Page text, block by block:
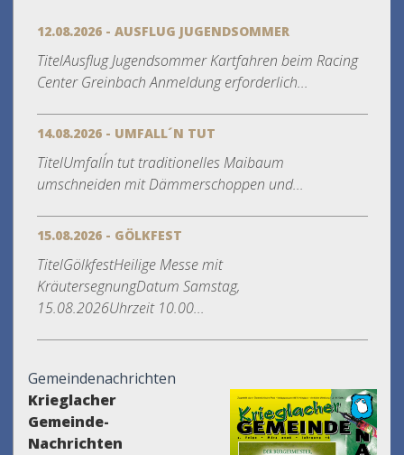
12.08.2026 - AUSFLUG JUGENDSOMMER
TitelAusflug Jugendsommer Kartfahren beim Racing
Center Greinbach Anmeldung erforderlich...
14.08.2026 - UMFALL´N TUT
TitelUmfall´n tut traditionelles Maibaum
umschneiden mit Dämmerschoppen und...
15.08.2026 - GÖLKFEST
TitelGölkfestHeilige Messe mit
KräutersegnungDatum Samstag,
15.08.2026Uhrzeit 10.00...
Gemeindenachrichten
Krieglacher
Gemeinde-
Nachrichten